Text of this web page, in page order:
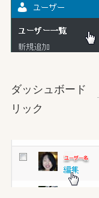
ダッシュボード
リック